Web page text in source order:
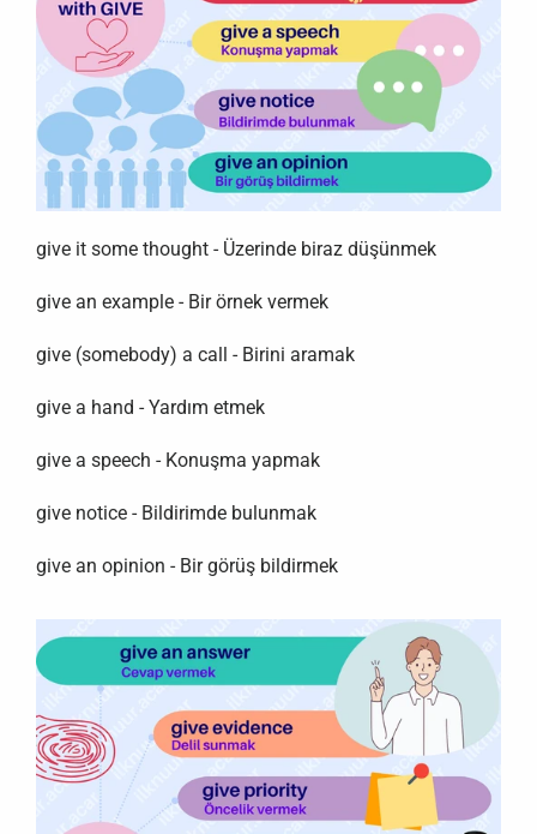
give it some thought - Üzerinde biraz düşünmek
give an example - Bir örnek vermek
give (somebody) a call - Birini aramak
give a hand - Yardım etmek
give a speech - Konuşma yapmak
give notice - Bildirimde bulunmak
give an opinion - Bir görüş bildirmek